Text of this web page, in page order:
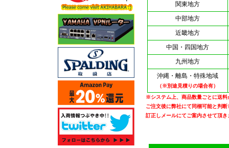
関東地方
中部地方
近畿地方
中国・四国地方
九州地方
沖縄・離島・特殊地域
（※別途見積りの場合有）
※システム上、商品数量ごとに送料
ご注文後に弊社にて同梱可能と判
訂正しメールにてご案内させて頂き